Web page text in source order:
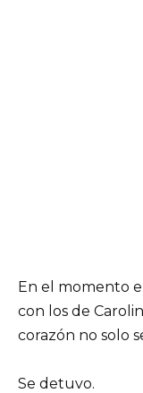
En el momento
con los de
corazón no solo
Se detuvo.